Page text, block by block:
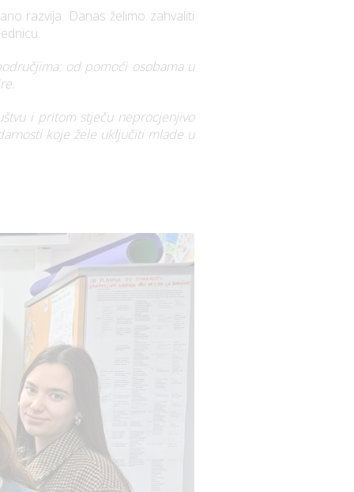
razvija. Danas želimo zahvaliti
od pomoći osobama u
i pritom stječu neprocjenjivo
koje žele uključiti mlade u